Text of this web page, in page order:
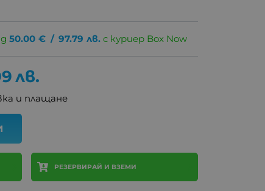
50.00 € / 97.79 лв. с куриер Box Now
лв.
и плащане
РЕЗЕРВИРАЙ И ВЗЕМИ